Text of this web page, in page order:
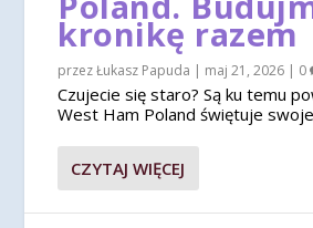
kronikę razem
przezŁukasz Papuda | maj 21, 2026 | 0
Czujecie się staro? Są ku temu
West Ham Poland świętuje
CZYTAJ WIĘCEJ